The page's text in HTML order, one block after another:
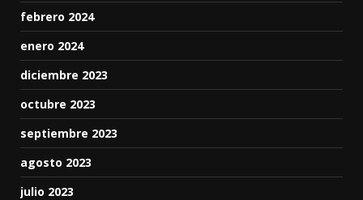
febrero 2024
enero 2024
diciembre 2023
octubre 2023
septiembre 2023
agosto 2023
julio 2023